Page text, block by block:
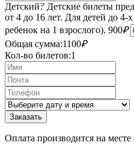
Детский? Детские билеты
от 4 до 16 лет. Для детей до 4-х
ребенок на 1 взрослого). 900₽
Общая сумма:1100₽
Кол-во билетов:1
Оплата производится на